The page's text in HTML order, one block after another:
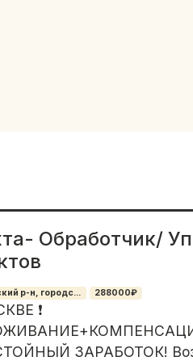
Обработчик/
р-н, городс... 288000₽
❗️
ЗАРАБОТОК!